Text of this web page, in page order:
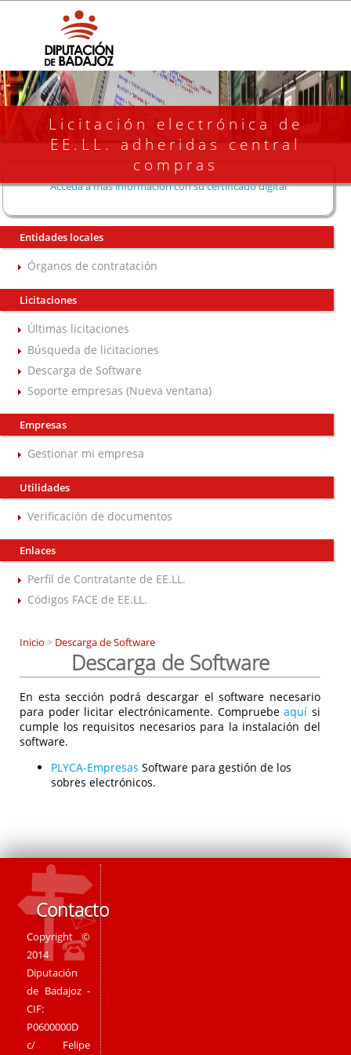
Licitación electrónica de
EE.LL. adheridas central
compras
Acceda a más información con su certificado digital
Entidades locales
Órganos de contratación
Licitaciones
Últimas licitaciones
Búsqueda de licitaciones
Descarga de Software
Soporte empresas (Nueva ventana)
Empresas
Gestionar mi empresa
Utilidades
Verificación de documentos
Enlaces
Perfil de Contratante de EE.LL.
Códigos FACE de EE.LL.
Inicio > Descarga de Software
Descarga de Software
En esta sección podrá descargar el software necesario
para poder licitar electrónicamente. Compruebeaquí si
cumple los requisitos necesarios para la instalación del
software.
PLYCA-Empresas Software para gestión de los
sobres electrónicos.
Contacto
Copyright ©
2014
Diputación
de Badajoz -
CIF:
P0600000D
c/ Felipe